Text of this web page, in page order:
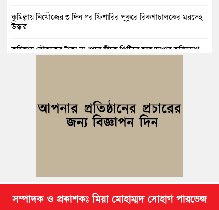
কুমিল্লায় নিখোঁজের ৩ দিন পর ফিশারির পুকুরে রিকশাচালকের মরদেহ
উদ্ধার
কুমিল্লায় যৌতুকের টাকা না পেয়ে স্ত্রীকে পিটিয়ে হাত ভাঙার অভিযোগ,
বুড়িচংয়ে জাতীয় জুলাই গণঅভ্যুত্থান দিবস পালিত, র‍্যালি ও আলোচনা
সম্পাদক ও প্রকাশকঃ মিয়া মোহাম্মদ সোহাগ পারভেজ